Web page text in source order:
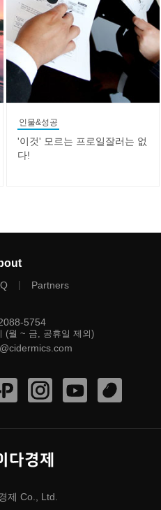
인물&성공
'이것' 모르는 프로일잘러는 없
다!
| Partners
5754
(월 ~ 금, 공휴일 제외)
제 Co., Ltd.